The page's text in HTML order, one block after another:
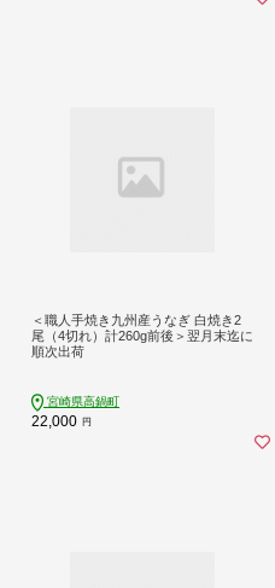
＜職人手焼き九州産うなぎ 白焼き2
尾（4切れ）計260g前後＞翌月末迄に
順次出荷
宮崎県高鍋町
22,000 円